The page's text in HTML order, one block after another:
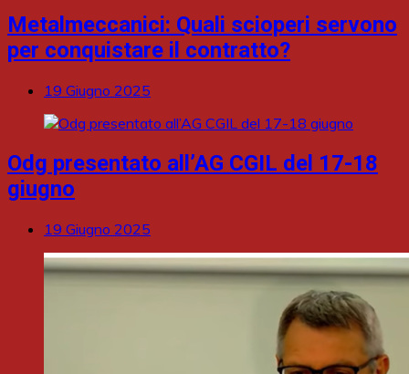
Metalmeccanici: Quali scioperi servono
per conquistare il contratto?
19 Giugno 2025
Odg presentato all’AG CGIL del 17-18
giugno
19 Giugno 2025